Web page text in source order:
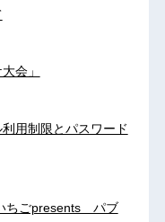
会」
用制限とパスワード
ちごpresents パブ